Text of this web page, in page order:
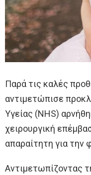
Παρά τις καλές
αντιμετώπισε
Υγείας (NHS)
χειρουργική
απαραίτητη για την
Αντιμετωπίζοντας